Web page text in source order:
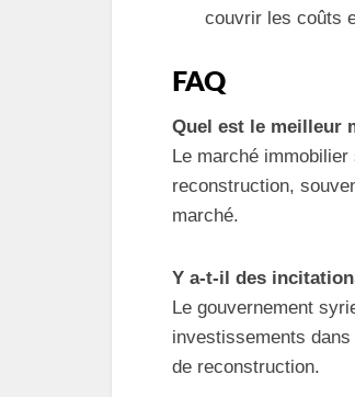
couvrir les coûts
FAQ
Quel est le meilleur
Le marché
reconstruction,
marché.
Y a-t-il des
Le gouvernement
investissements
de reconstruction.